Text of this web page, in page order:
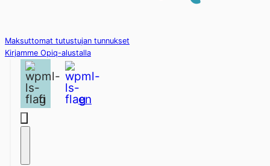
Maksuttomat tutustujan tunnukset
Kirjamme Opiq-alustalla
fi en